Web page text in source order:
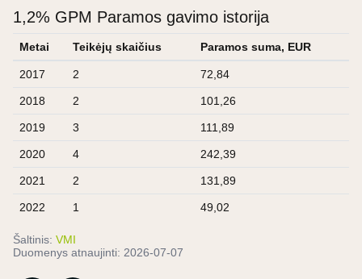
1,2% GPM Paramos gavimo istorija
Metai Teikėjų skaičius Paramos suma, EUR
2017 2 72,84
2018 2 101,26
2019 3 111,89
2020 4 242,39
2021 2 131,89
2022 1 49,02
Šaltinis: VMI
Duomenys atnaujinti: 2026-07-07